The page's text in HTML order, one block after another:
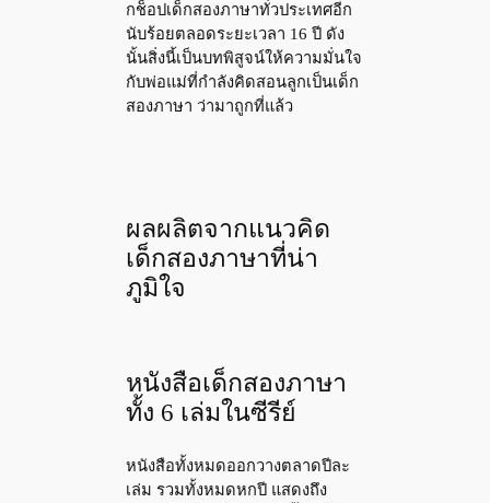
กช็อปเด็กสองภาษาทั่วประเทศอีก
นับร้อยตลอดระยะเวลา 16 ปี ดัง
นั้นสิ่งนี้เป็นบทพิสูจน์ให้ความมั่นใจ
กับพ่อแม่ที่กำลังคิดสอนลูกเป็นเด็ก
สองภาษา ว่ามาถูกที่แล้ว
ผลผลิตจากแนวคิด
เด็กสองภาษาที่น่า
ภูมิใจ
หนังสือเด็กสองภาษา
ทั้ง 6 เล่มในซีรีย์
หนังสือทั้งหมดออกวางตลาดปีละ
เล่ม รวมทั้งหมดหกปี แสดงถึง